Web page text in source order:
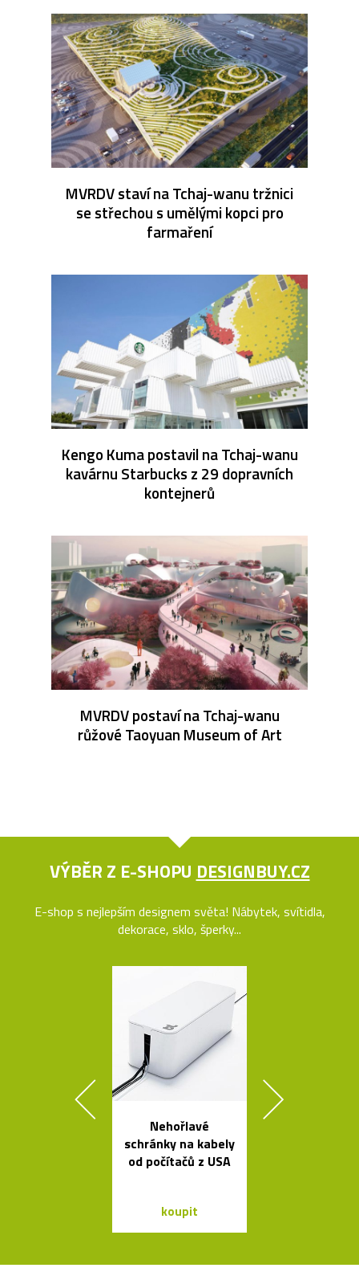
MVRDV staví na Tchaj-wanu tržnici
se střechou s umělými kopci pro
farmaření
Kengo Kuma postavil na Tchaj-wanu
kavárnu Starbucks z 29 dopravních
kontejnerů
MVRDV postaví na Tchaj-wanu
růžové Taoyuan Museum of Art
VÝBĚR Z E-SHOPU DESIGNBUY.CZ
E-shop s nejlepším designem světa! Nábytek, svítidla,
dekorace, sklo, šperky...
Nehořlavé
schránky na kabely
od počítačů z USA
koupit